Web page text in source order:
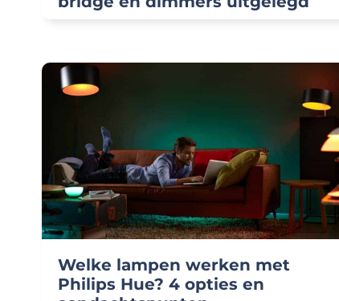
Welke lampen werken met
Philips Hue? 4 opties en